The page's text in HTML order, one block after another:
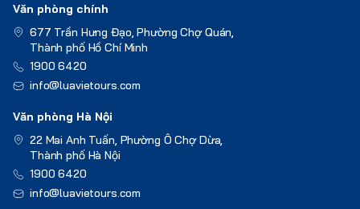
Văn phòng chính
677 Trần Hưng Đạo, Phường Chợ Quán,
Thành phố Hồ Chí Minh
1900 6420
info@luavietours.com
Văn phòng Hà Nội
22 Mai Anh Tuấn, Phường Ô Chợ Dừa,
Thành phố Hà Nội
1900 6420
info@luavietours.com